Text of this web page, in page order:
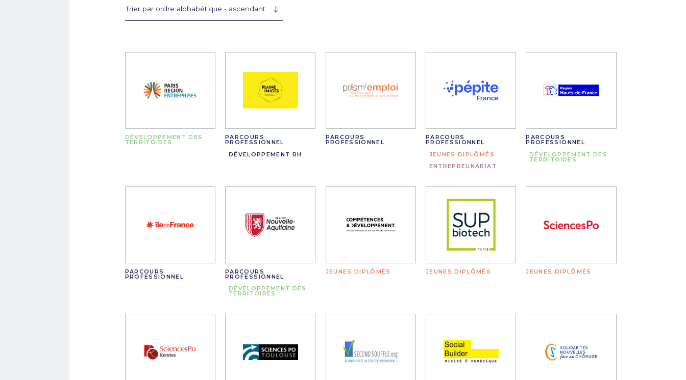
DÉVELOPPEMENT DES
TERRITOIRES
PARCOURS
PROFESSIONNEL
DÉVELOPPEMENT RH
PARCOURS
PROFESSIONNEL
PARCOURS
PROFESSIONNEL
JEUNES DIPLÔMÉS
ENTREPREUNARIAT
PARCOURS
PROFESSIONNEL
DÉVELOPPEMENT DES
TERRITOIRES
PARCOURS
PROFESSIONNEL
PARCOURS
PROFESSIONNEL
DÉVELOPPEMENT DES
TERRITOIRES
JEUNES DIPLÔMÉS JEUNES DIPLÔMÉS JEUNES DIPLÔMÉS